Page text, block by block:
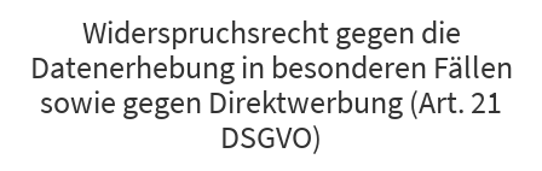
Widerspruchsrecht gegen die
Datenerhebung in besonderen Fällen
sowie gegen Direktwerbung (Art. 21
DSGVO)